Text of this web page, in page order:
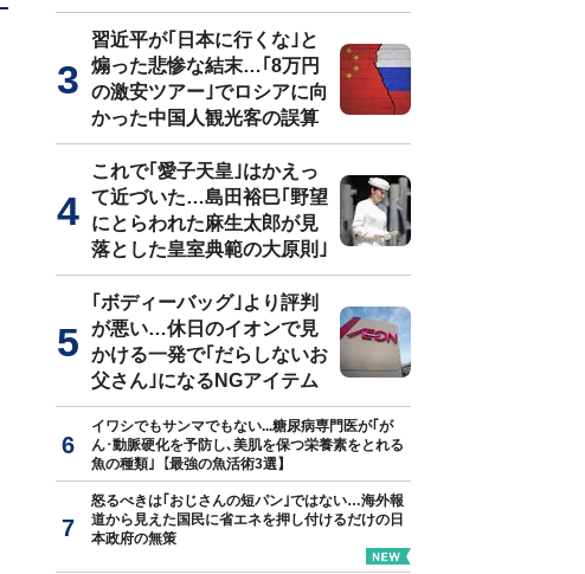
習近平が｢日本に行くな｣と
煽った悲惨な結末…｢8万円
の激安ツアー｣でロシアに向
かった中国人観光客の誤算
これで｢愛子天皇｣はかえっ
て近づいた…島田裕巳｢野望
にとらわれた麻生太郎が見
落とした皇室典範の大原則｣
｢ボディーバッグ｣より評判
が悪い…休日のイオンで見
かける一発で｢だらしないお
父さん｣になるNGアイテム
イワシでもサンマでもない...糖尿病専門医が｢が
ん･動脈硬化を予防し､美肌を保つ栄養素をとれる
魚の種類｣【最強の魚活術3選】
怒るべきは｢おじさんの短パン｣ではない…海外報
道から見えた国民に省エネを押し付けるだけの日
本政府の無策